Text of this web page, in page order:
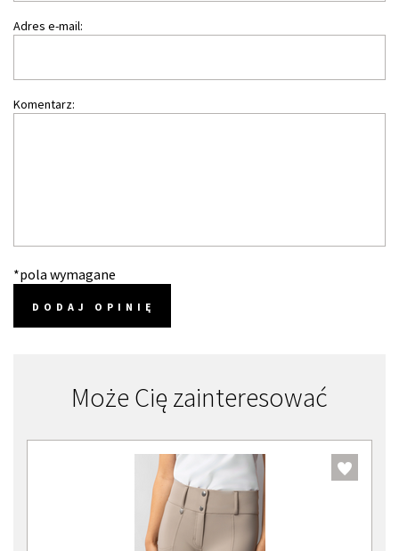
Adres e-mail:
Komentarz:
*pola wymagane
DODAJ OPINIĘ
Może Cię zainteresować